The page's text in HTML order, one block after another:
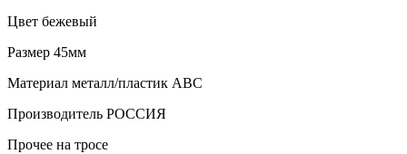
Цвет бежевый
Размер 45мм
Материал металл/пластик АВС
Производитель РОССИЯ
Прочее на тросе